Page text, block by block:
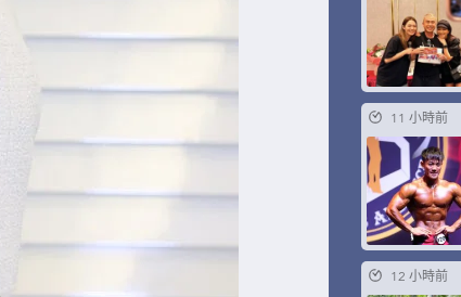
11 小時前
12 小時前